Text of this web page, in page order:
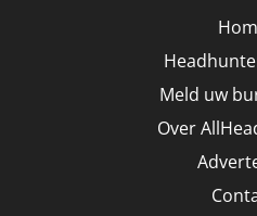
Meld uw
Over